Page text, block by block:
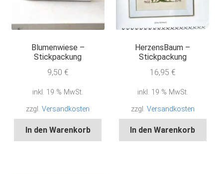
Blumenwiese –
Stickpackung
9,50 €
inkl. 19 % MwSt.
zzgl.Versandkosten
In den Warenkorb
HerzensBaum –
Stickpackung
16,95 €
inkl. 19 % MwSt.
zzgl. Versandkosten
In den Warenkorb